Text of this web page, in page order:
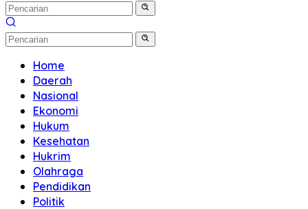
Home
Daerah
Nasional
Ekonomi
Hukum
Kesehatan
Hukrim
Olahraga
Pendidikan
Politik